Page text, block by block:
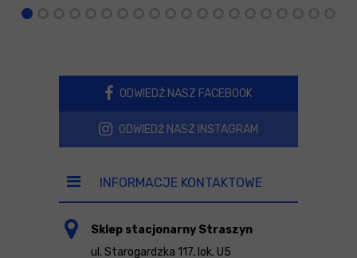
ODWIEDŹ NASZ FACEBOOK
ODWIEDŹ NASZ INSTAGRAM
INFORMACJE KONTAKTOWE
Sklep stacjonarny Straszyn
ul. Starogardzka 117, lok. U5